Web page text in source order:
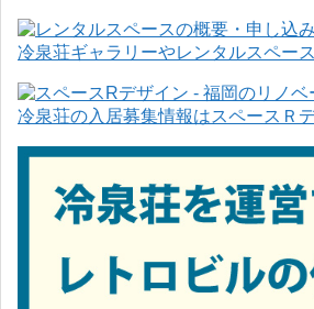
冷泉荘ギャラリーやレンタルスペー
冷泉荘の入居募集情報はスペースＲ